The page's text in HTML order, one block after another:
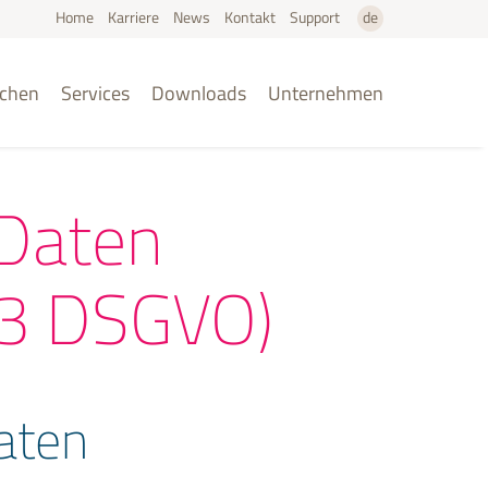
Home Karriere News Kontakt Support de
en
Services Downloads Unternehmen